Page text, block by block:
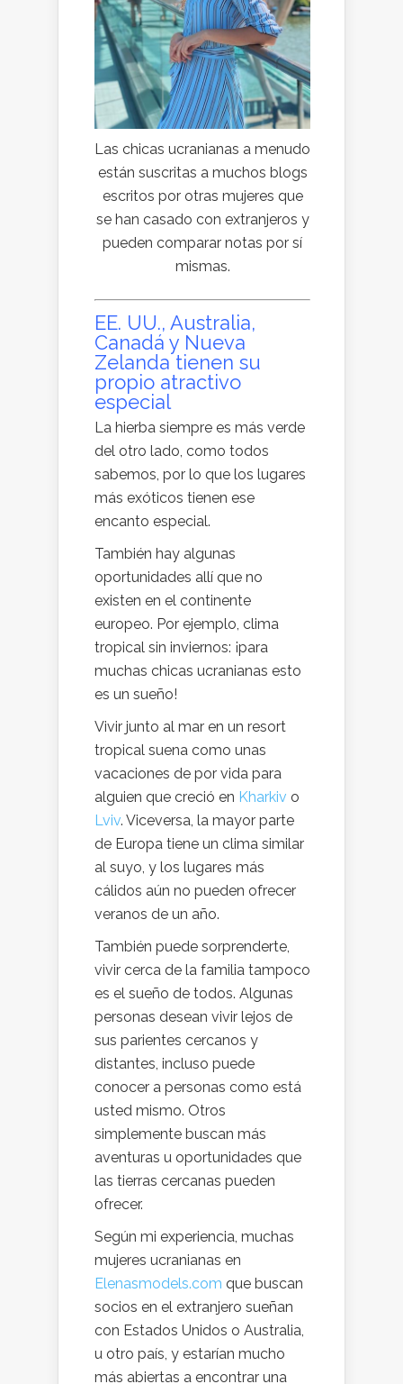
Las chicas ucranianas a menudo
están suscritas a muchos blogs
escritos por otras mujeres que
se han casado con extranjeros y
pueden comparar notas por sí
mismas.
EE. UU., Australia,
Canadá y Nueva
Zelanda tienen su
propio atractivo
especial
La hierba siempre es más verde
del otro lado, como todos
sabemos, por lo que los lugares
más exóticos tienen ese
encanto especial.
También hay algunas
oportunidades allí que no
existen en el continente
europeo. Por ejemplo, clima
tropical sin inviernos: ¡para
muchas chicas ucranianas esto
es un sueño!
Vivir junto al mar en un resort
tropical suena como unas
vacaciones de por vida para
alguien que creció en Kharkiv o
Lviv. Viceversa, la mayor parte
de Europa tiene un clima similar
al suyo, y los lugares más
cálidos aún no pueden ofrecer
veranos de un año.
También puede sorprenderte,
vivir cerca de la familia tampoco
es el sueño de todos. Algunas
personas desean vivir lejos de
sus parientes cercanos y
distantes, incluso puede
conocer a personas como está
usted mismo. Otros
simplemente buscan más
aventuras u oportunidades que
las tierras cercanas pueden
ofrecer.
Según mi experiencia, muchas
mujeres ucranianas en
Elenasmodels.com que buscan
socios en el extranjero sueñan
con Estados Unidos o Australia,
u otro país, y estarían mucho
más abiertas a encontrar una